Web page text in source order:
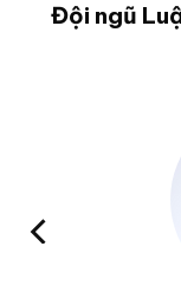
Đội ngũ